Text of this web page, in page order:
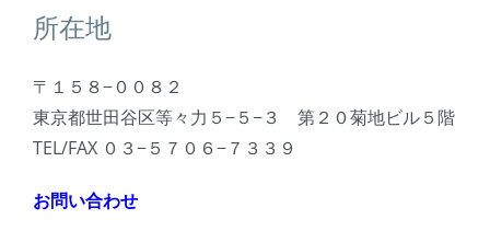
所在地
〒１５８−００８２
東京都世田谷区等々力５−５−３ 第２０菊地ビル５階
TEL/FAX ０３−５７０６−７３３９
お問い合わせ